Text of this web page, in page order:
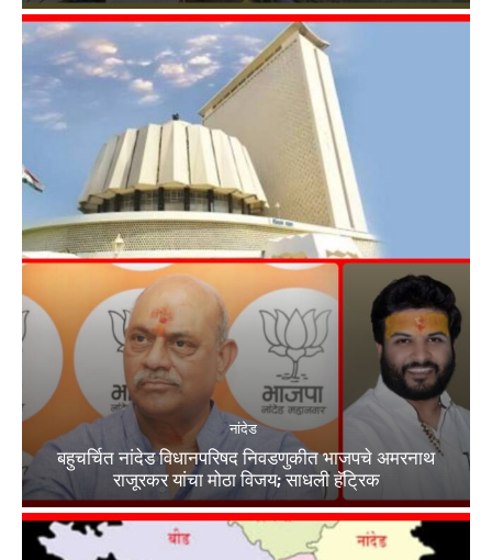
नांदेड
बहुचर्चित नांदेड विधानपरिषद निवडणुकीत भाजपचे अमरनाथ
राजूरकर यांचा मोठा विजय; साधली हॅट्रिक